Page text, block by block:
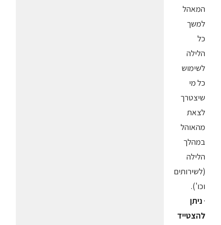
המאהל
למשך
כל
הלילה
לשימוש
כל מי
שיצטרך
לצאת
מהאוהל
במהלך
הלילה
(לשירותים
וכו').
·ניתן
להצטייד